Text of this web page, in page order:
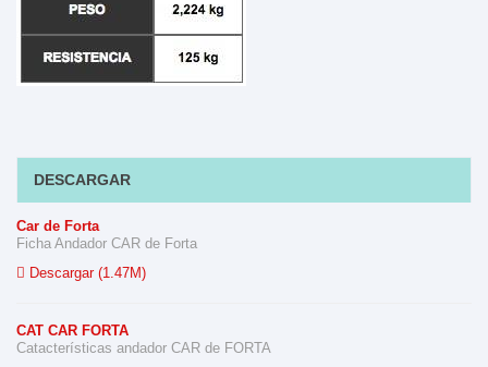
DESCARGAR
Car de Forta
Ficha Andador CAR de Forta
Descargar (1.47M)
CAT CAR FORTA
Catacterísticas andador CAR de FORTA